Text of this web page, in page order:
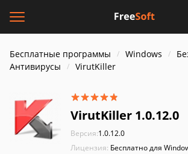
Бесплатные программы Windows
Антивирусы
VirutKiller
VirutKiller 1.0.12.0
Версия:1.0.12.0
Лицензия: Бесплатно для